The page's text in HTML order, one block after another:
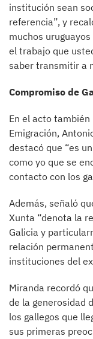
institución sean
referencia”, y
muchos
el trabajo que
saber transmitir a
Compromiso de
En el acto
Emigración,
destacó que “es
como yo que se
contacto con los
Además, señaló
Xunta “denota la
Galicia y
relación
instituciones del
Miranda recordó
de la generosidad
los gallegos que
sus primeras